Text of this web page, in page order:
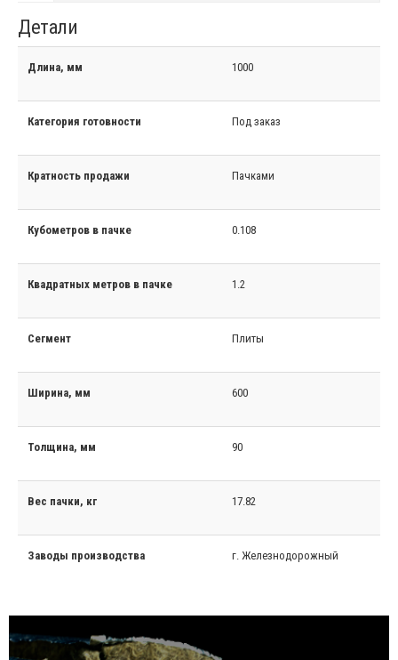
Детали
Длина, мм 1000
Категория готовности Под заказ
Кратность продажи Пачками
Кубометров в пачке 0.108
Квадратных метров в пачке 1.2
Сегмент Плиты
Ширина, мм 600
Толщина, мм 90
Вес пачки, кг 17.82
Заводы производства г. Железнодорожный